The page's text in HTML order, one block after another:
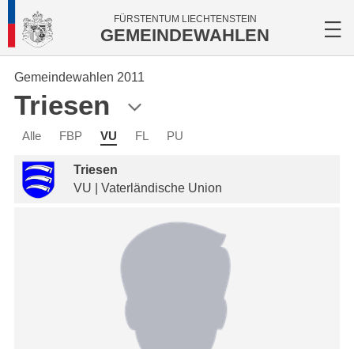
FÜRSTENTUM LIECHTENSTEIN
GEMEINDEWAHLEN
Gemeindewahlen 2011
Triesen
Alle FBP VU FL PU
Triesen
VU | Vaterländische Union